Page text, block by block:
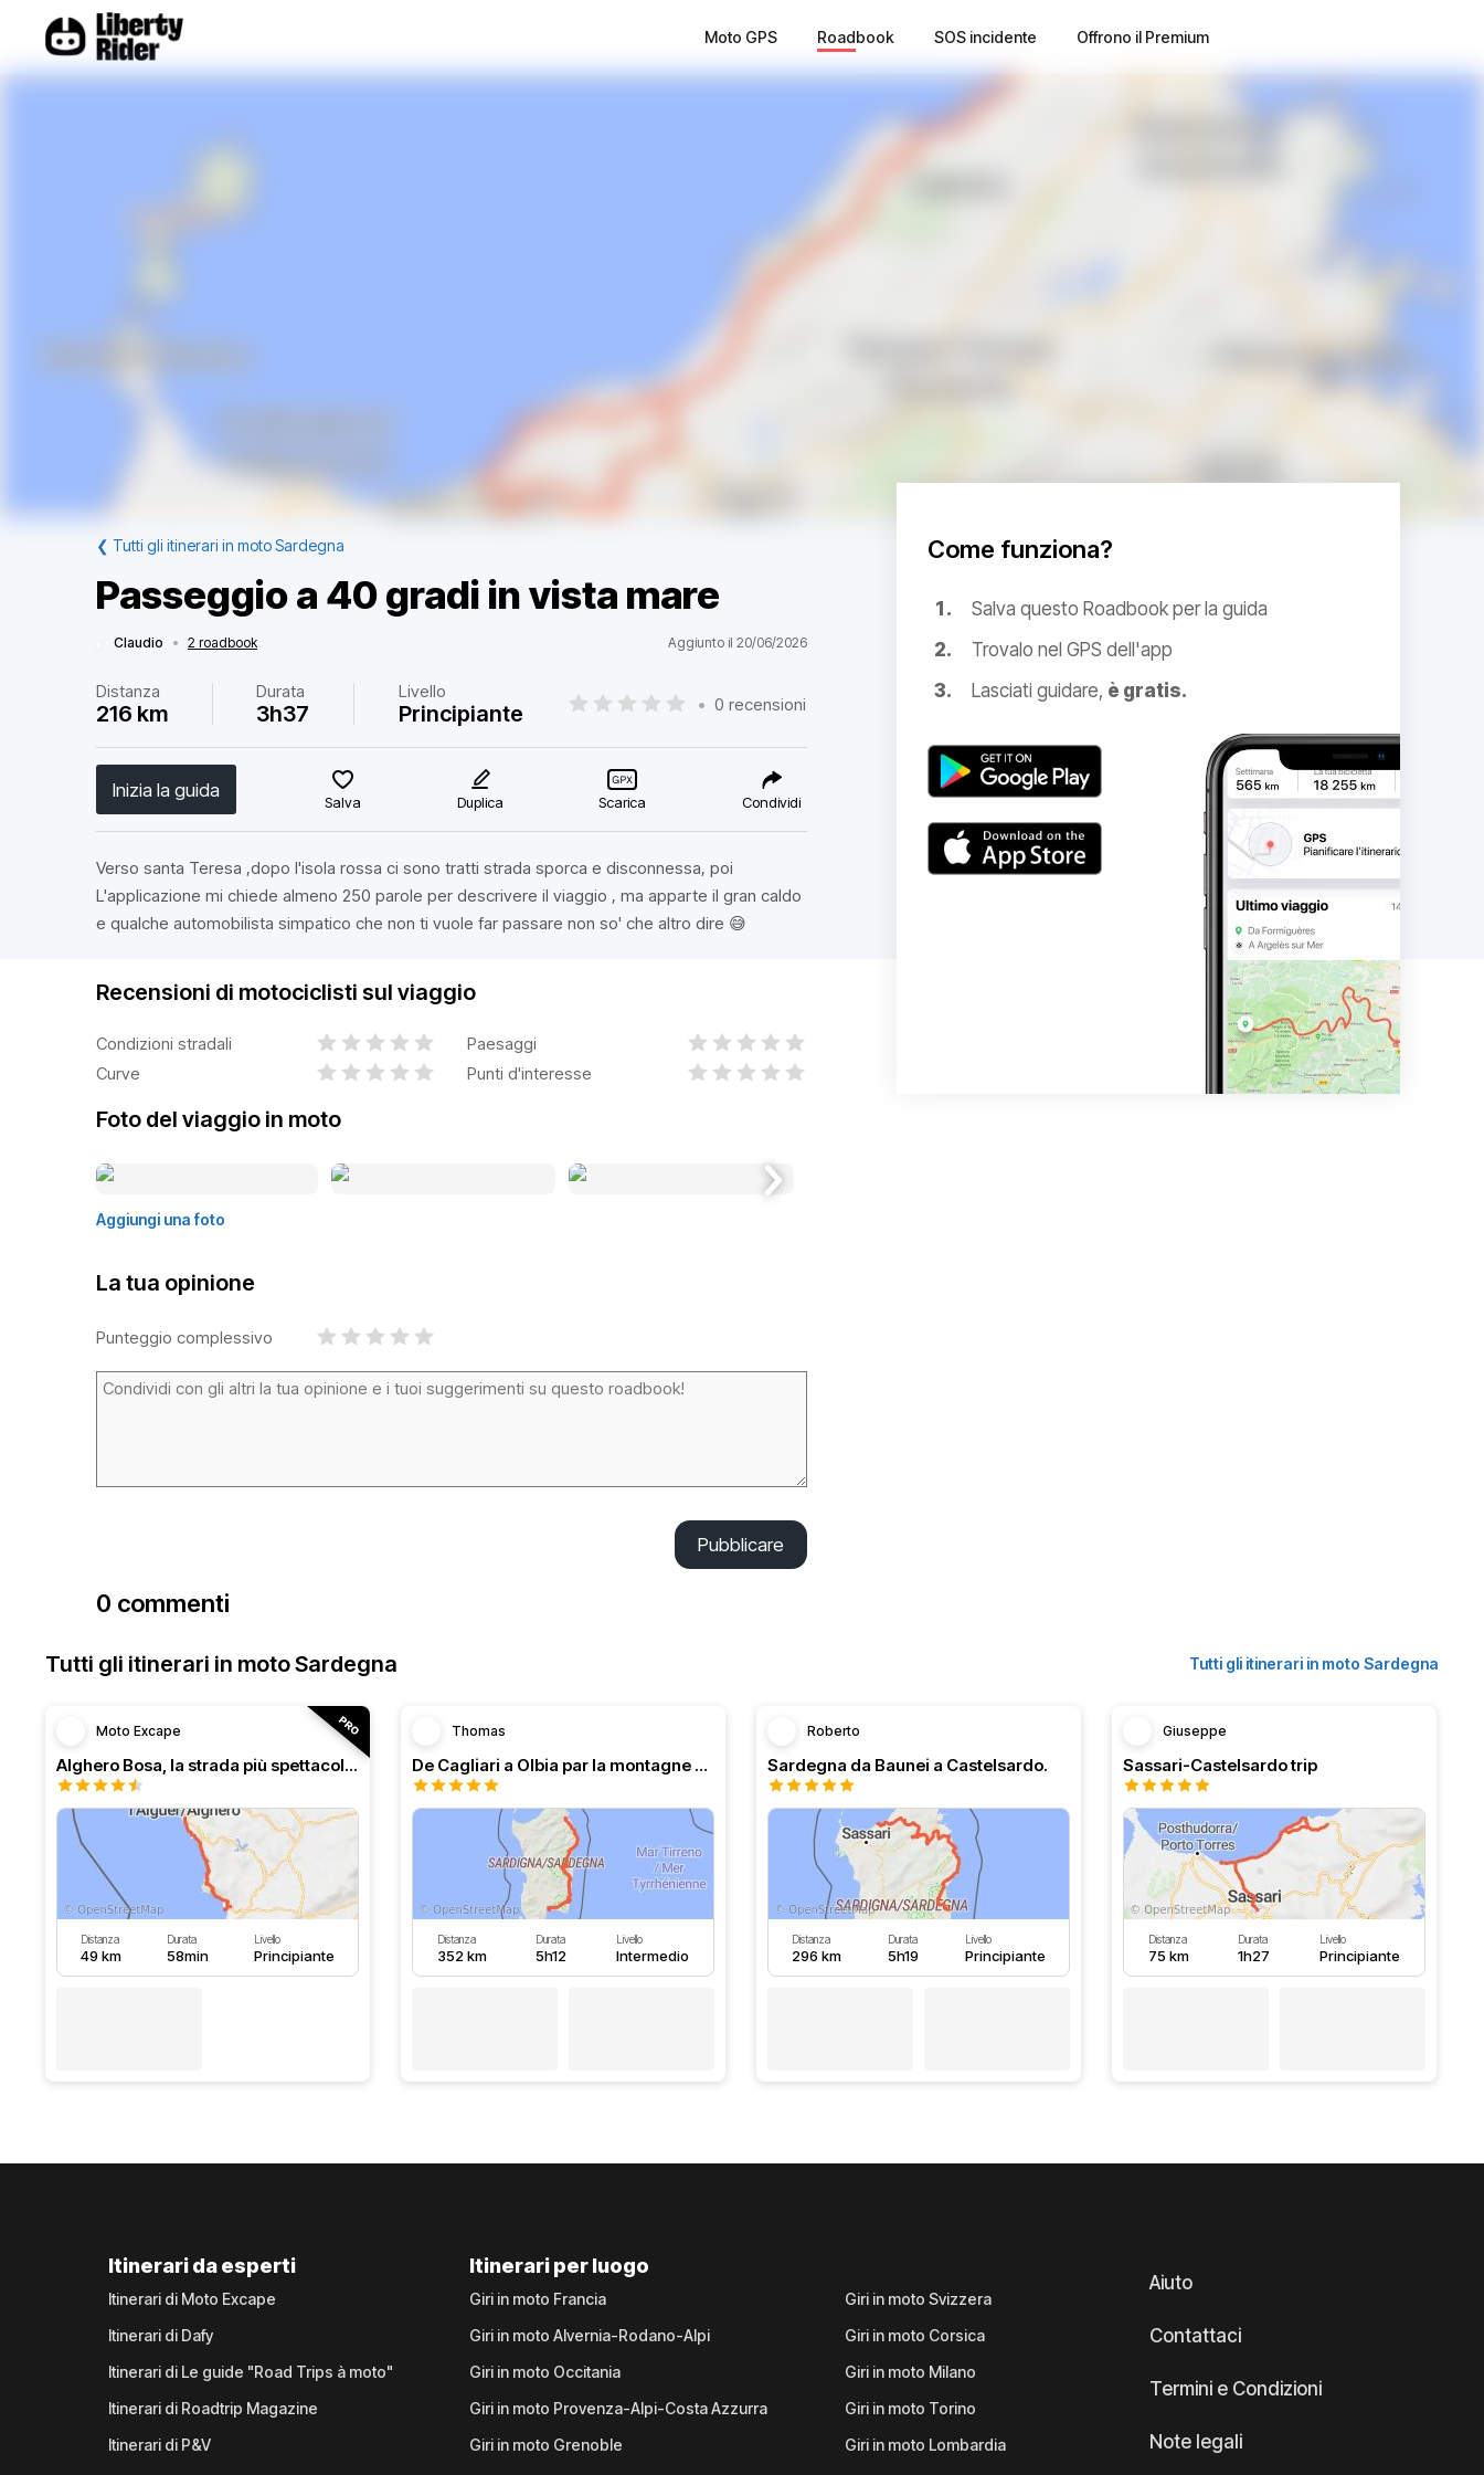
Moto GPS Roadbook SOS incidente Offrono il Premium
❮ Tutti gli itinerari in moto Sardegna
Passeggio a 40 gradi in vista mare
Claudio • 2 roadbook Aggiunto il 20/06/2026
Distanza
216 km
Durata
3h37
Livello
Principiante • 0 recensioni
Inizia la guida
Salva Duplica Scarica Condividi
Verso santa Teresa ,dopo l'isola rossa ci sono tratti strada sporca e disconnessa, poi
L'applicazione mi chiede almeno 250 parole per descrivere il viaggio , ma apparte il gran caldo
e qualche automobilista simpatico che non ti vuole far passare non so' che altro dire 😅
Come funziona?
Salva questo Roadbook per la guida
Trovalo nel GPS dell'app
Lasciati guidare, è gratis.
Recensioni di motociclisti sul viaggio
Condizioni stradali
Paesaggi
Curve
Punti d'interesse
Foto del viaggio in moto
Aggiungi una foto
La tua opinione
Punteggio complessivo
Pubblicare
0 commenti
Tutti gli itinerari in moto Sardegna Tutti gli itinerari in moto Sardegna
Moto Excape
Alghero Bosa, la strada più spettacolare della Sardegna
Distanza
49 km
Durata
58min
Livello
Principiante
Thomas
De Cagliari a Olbia par la montagne Sarde.
Distanza
352 km
Durata
5h12
Livello
Intermedio
Roberto
Sardegna da Baunei a Castelsardo.
Distanza
296 km
Durata
5h19
Livello
Principiante
Giuseppe
Sassari-Castelsardo trip
Distanza
75 km
Durata
1h27
Livello
Principiante
Itinerari da esperti
Itinerari di Moto Excape
Itinerari di Dafy
Itinerari di Le guide "Road Trips à moto"
Itinerari di Roadtrip Magazine
Itinerari di P&V
Itinerari per luogo
Giri in moto Francia
Giri in moto Alvernia-Rodano-Alpi
Giri in moto Occitania
Giri in moto Provenza-Alpi-Costa Azzurra
Giri in moto Grenoble
Giri in moto Svizzera
Giri in moto Corsica
Giri in moto Milano
Giri in moto Torino
Giri in moto Lombardia
Aiuto
Contattaci
Termini e Condizioni
Note legali